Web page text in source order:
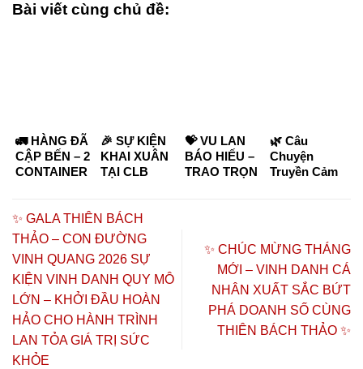
Bài viết cùng chủ đề:
🚛 HÀNG ĐÃ
CẬP BẾN – 2
CONTAINER
VỤ TOÀN HỆ
THỐNG
THẢO 🚛
🎉 SỰ KIỆN
KHAI XUÂN
TẠI CLB
23 CHƠN
THÀNH
VIỆT NAM
24H ĐƯA TIN
🎉
💝 VU LAN
BÁO HIẾU –
TRAO TRỌN
THÔNG
KINH 💝
🌿 Câu
Chuyện
Truyền Cảm
Cùng Thiên
Bách Thảo 🌿
✨ GALA THIÊN BÁCH
THẢO – CON ĐƯỜNG
VINH QUANG 2026 SỰ
KIỆN VINH DANH QUY MÔ
LỚN – KHỞI ĐẦU HOÀN
HẢO CHO HÀNH TRÌNH
LAN TỎA GIÁ TRỊ SỨC
KHỎE
✨ CHÚC MỪNG THÁNG
MỚI – VINH DANH CÁ
NHÂN XUẤT SẮC BỨT
PHÁ DOANH SỐ CÙNG
THIÊN BÁCH THẢO ✨